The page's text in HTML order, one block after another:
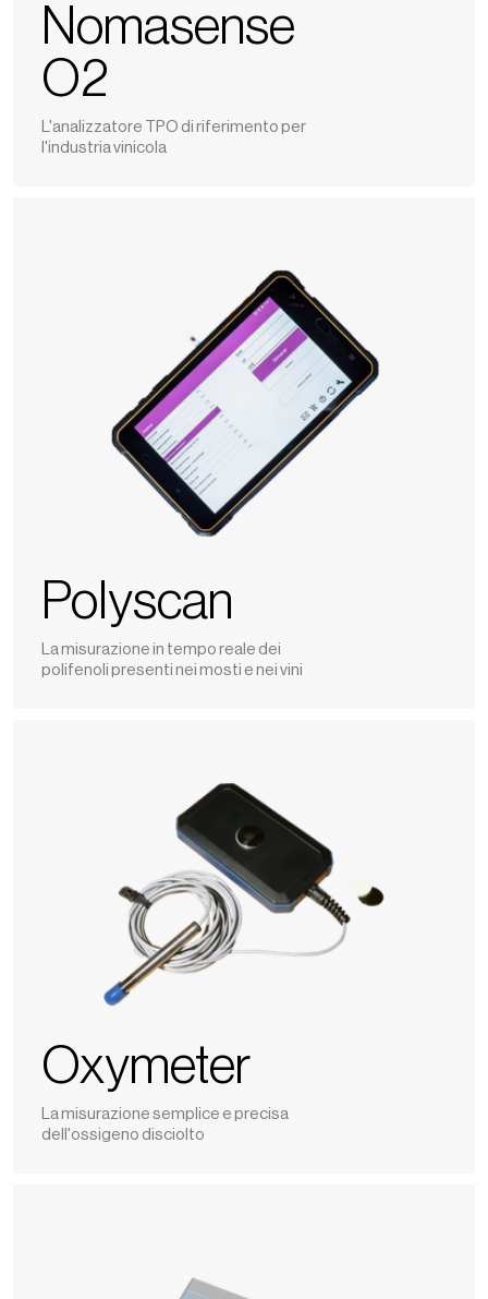
Nomasense
O2
L'analizzatore TPO di riferimento per
l'industria vinicola
Polyscan
La misurazione in tempo reale dei
polifenoli presenti nei mosti e nei vini
Oxymeter
La misurazione semplice e precisa
dell'ossigeno disciolto